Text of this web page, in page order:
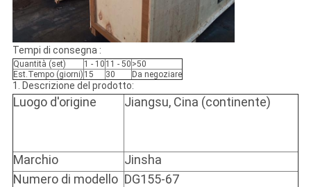
Tempi di consegna :
Quantità (set) 1 - 10 11 - 50 >50
Est.Tempo (giorni) 15 30 Da negoziare
1. Descrizione del prodotto:
Luogo d'origine Jiangsu, Cina (continente)
Marchio
Jinsha
Numero di modello DG155-67